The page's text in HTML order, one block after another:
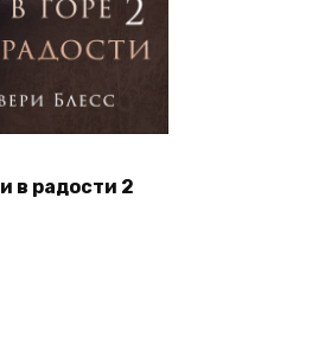
в радости 2